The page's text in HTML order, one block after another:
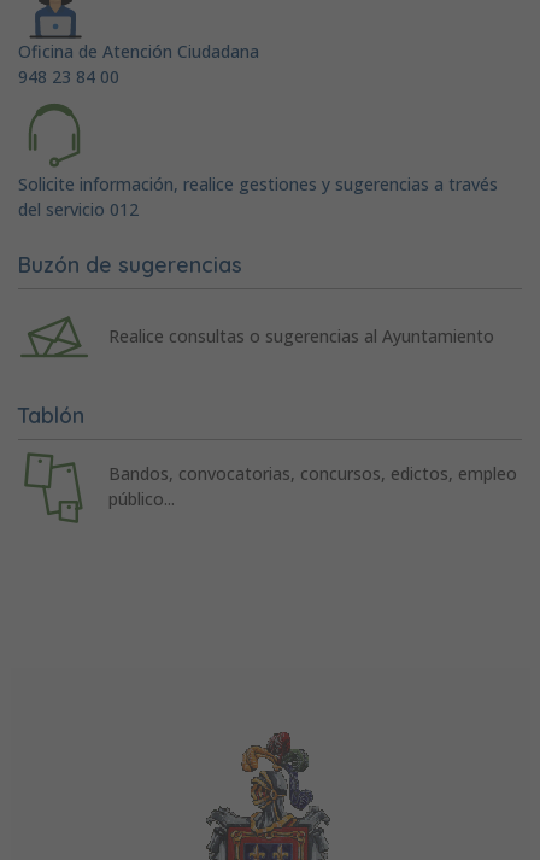
Oficina de Atención Ciudadana
948 23 84 00
Solicite información, realice gestiones y sugerencias a través
del servicio 012
Buzón de sugerencias
Realice consultas o sugerencias al Ayuntamiento
Tablón
Bandos, convocatorias, concursos, edictos, empleo
público...